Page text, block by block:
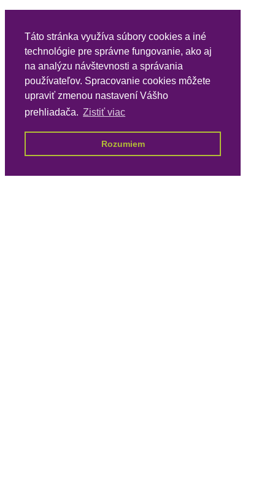
Táto stránka využíva súbory cookies a iné
technológie pre správne fungovanie, ako aj
na analýzu návštevnosti a správania
používateľov. Spracovanie cookies môžete
upraviť zmenou nastavení Vášho
prehliadača. Zistiť viac
Rozumiem